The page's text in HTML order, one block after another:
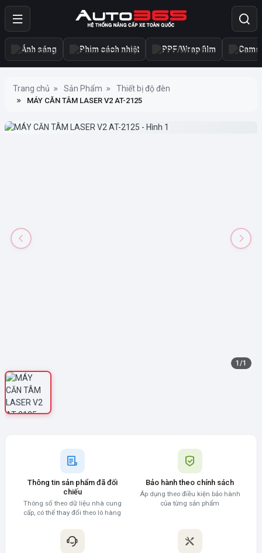
Ánh sáng Phim cách nhiệt PPF/Wrap film
Trang chủ Sản Phẩm Thiết bị độ đèn
MÁY CĂN TÂM LASER V2 AT-2125
1 /1
Thông tin sản phẩm đã đối
chiếu
Thông số theo dữ liệu nhà cung
cấp, có thể thay đổi theo lô hàng
Bảo hành theo chính sách
Áp dụng theo điều kiện bảo hành
của từng sản phẩm